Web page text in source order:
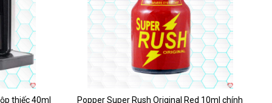
thiếc 40ml Popper Super Rush Original Red 10ml chính